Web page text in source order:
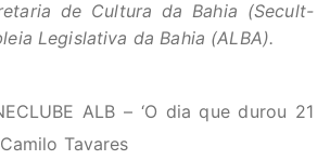
de Cultura da Bahia (Secult-
Legislativa da Bahia (ALBA).
ALB – ‘O dia que durou 21
Tavares